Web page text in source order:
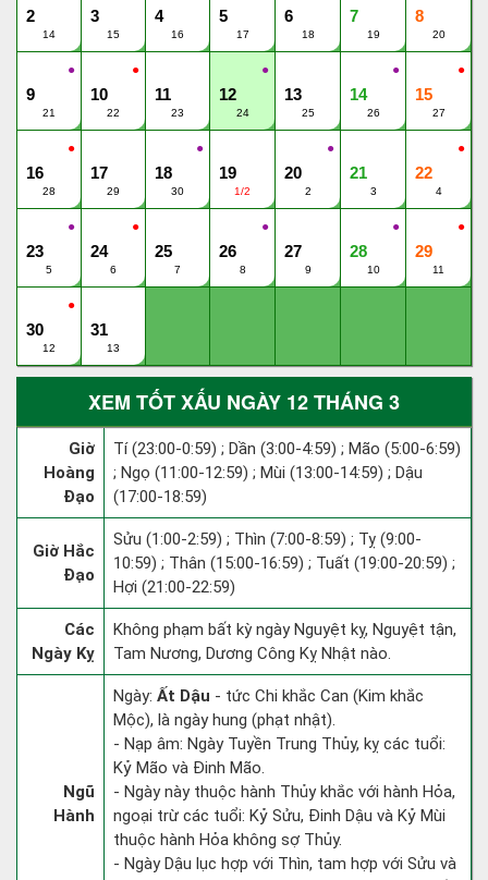
2
14
3
15
4
16
5
17
6
18
7
19
8
20
●
9
21
●
10
22
11
23
●
12
24
13
25
●
14
26
●
15
27
●
16
28
17
29
●
18
30
19
1/2
●
20
2
21
3
●
22
4
●
23
5
●
24
6
25
7
●
26
8
27
9
●
28
10
●
29
11
●
30
12
31
13
XEM TỐT XẤU NGÀY 12 THÁNG 3
Giờ
Hoàng
Đạo
Tí (23:00-0:59) ; Dần (3:00-4:59) ; Mão (5:00-6:59)
; Ngọ (11:00-12:59) ; Mùi (13:00-14:59) ; Dậu
(17:00-18:59)
Giờ Hắc
Đạo
Sửu (1:00-2:59) ; Thìn (7:00-8:59) ; Tỵ (9:00-
10:59) ; Thân (15:00-16:59) ; Tuất (19:00-20:59) ;
Hợi (21:00-22:59)
Các
Ngày Kỵ
Không phạm bất kỳ ngày Nguyệt kỵ, Nguyệt tận,
Tam Nương, Dương Công Kỵ Nhật nào.
Ngũ
Hành
Ngày: Ất Dậu - tức Chi khắc Can (Kim khắc
Mộc), là ngày hung (phạt nhật).
- Nạp âm: Ngày Tuyền Trung Thủy, kỵ các tuổi:
Kỷ Mão và Đinh Mão.
- Ngày này thuộc hành Thủy khắc với hành Hỏa,
ngoại trừ các tuổi: Kỷ Sửu, Đinh Dậu và Kỷ Mùi
thuộc hành Hỏa không sợ Thủy.
- Ngày Dậu lục hợp với Thìn, tam hợp với Sửu và